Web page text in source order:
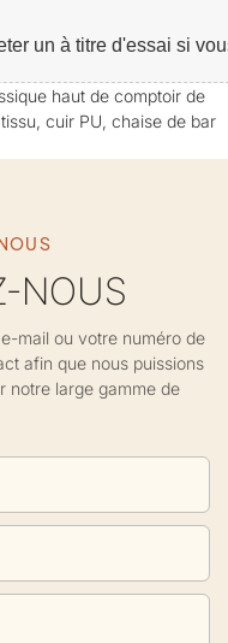
un à titre d'essai si
NOUS
mail ou votre numéro de
afin que nous puissions
notre large gamme de